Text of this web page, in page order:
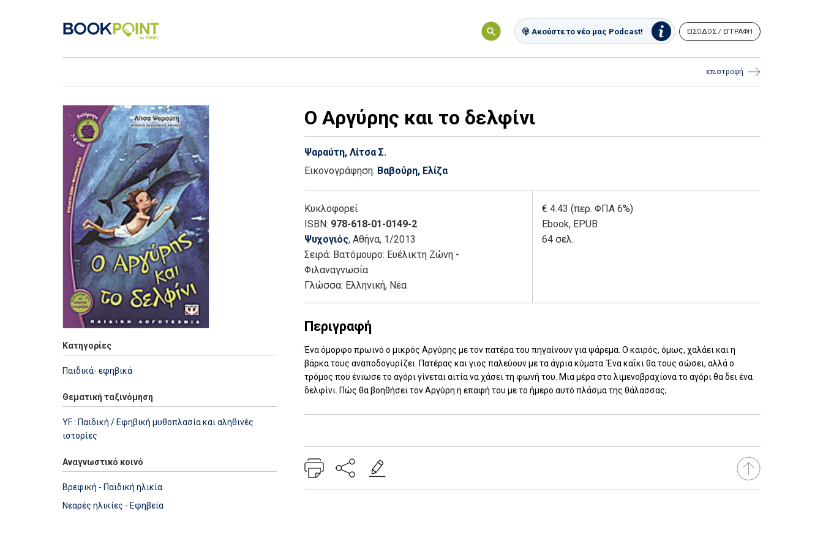
Ακούστε το νέο μας Podcast! ΕΙΣΟΔΟΣ / ΕΓΓΡΑΦΗ
επιστροφή
Κατηγορίες
Παιδικά- εφηβικά
Θεματική ταξινόμηση
YF : Παιδική / Εφηβική μυθοπλασία και αληθινές
ιστορίες
Αναγνωστικό κοινό
Βρεφική - Παιδική ηλικία
Νεαρές ηλικίες - Εφηβεία
Ο Αργύρης και το δελφίνι
Ψαραύτη, Λίτσα Σ.
Εικονογράφηση: Βαβούρη, Ελίζα
Κυκλοφορεί
ISBN: 978-618-01-0149-2
Ψυχογιός, Αθήνα, 1/2013
Σειρά: Βατόμουρο: Ευέλικτη Ζώνη -
Φιλαναγνωσία
Γλώσσα: Ελληνική, Νέα
€ 4.43 (περ. ΦΠΑ 6%)
Ebook, EPUB
64 σελ.
Περιγραφή
Ένα όμορφο πρωινό ο μικρός Αργύρης με τον πατέρα του πηγαίνουν για ψάρεμα. Ο καιρός, όμως, χαλάει και η
βάρκα τους αναποδογυρίζει. Πατέρας και γιος παλεύουν με τα άγρια κύματα. Ένα καΐκι θα τους σώσει, αλλά ο
τρόμος που ένιωσε το αγόρι γίνεται αιτία να χάσει τη φωνή του. Μια μέρα στο λιμενοβραχίονα το αγόρι θα δει ένα
δελφίνι. Πώς θα βοηθήσει τον Αργύρη η επαφή του με το ήμερο αυτό πλάσμα της θάλασσας;